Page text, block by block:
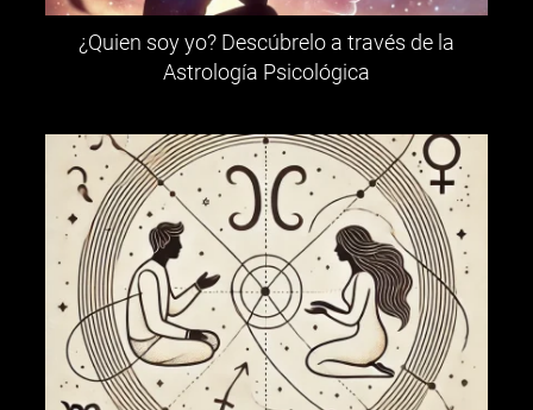
¿Quien soy yo? Descúbrelo a través de la
Astrología Psicológica